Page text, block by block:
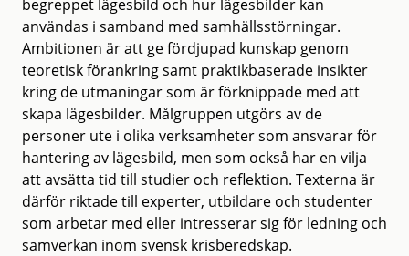
begreppet lägesbild och hur lägesbilder kan
användas i samband med samhällsstörningar.
Ambitionen är att ge fördjupad kunskap genom
teoretisk förankring samt praktikbaserade insikter
kring de utmaningar som är förknippade med att
skapa lägesbilder. Målgruppen utgörs av de
personer ute i olika verksamheter som ansvarar för
hantering av lägesbild, men som också har en vilja
att avsätta tid till studier och reflektion. Texterna är
därför riktade till experter, utbildare och studenter
som arbetar med eller intresserar sig för ledning och
samverkan inom svensk krisberedskap.